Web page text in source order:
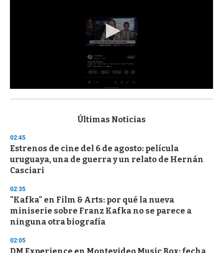
s
d
s
o
f
3
s
e
o
n
Últimas Noticias
02:45
Estrenos de cine del 6 de agosto: película
uruguaya, una de guerra y un relato de Hernán
Casciari
02:35
"Kafka" en Film & Arts: por qué la nueva
miniserie sobre Franz Kafka no se parece a
ninguna otra biografía
02:05